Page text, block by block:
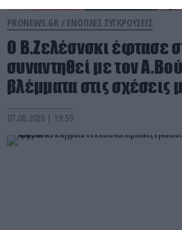
PRONEWS.GR / ΕΝΟΠΛΕΣ ΣΥΓΚΡΟΥΣΕΙΣ
Ο Β.Ζελέσνσκι έφτασε
συναντηθεί με τον
βλέμματα στις σχέσεις
07.08.2026 | 19:59